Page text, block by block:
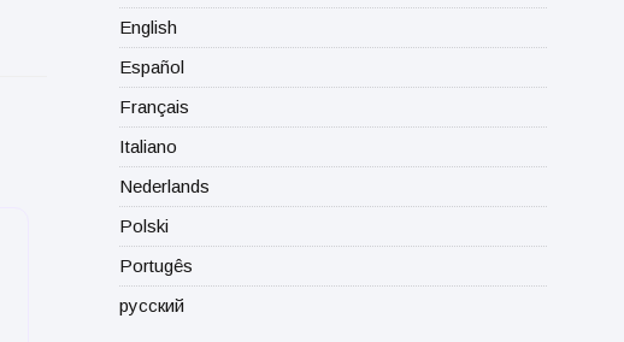
English
Español
Français
Italiano
Nederlands
Polski
Portugês
русский